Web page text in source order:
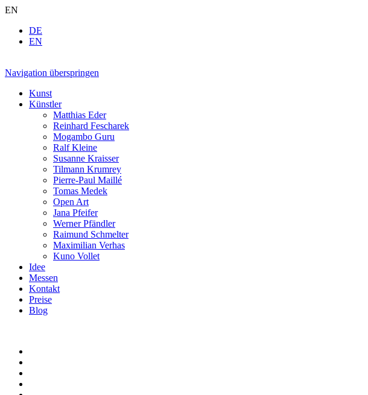
EN
DE
EN
Navigation überspringen
Kunst
Künstler
Matthias Eder
Reinhard Fescharek
Mogambo Guru
Ralf Kleine
Susanne Kraisser
Tilmann Krumrey
Pierre-Paul Maillé
Tomas Medek
Open Art
Jana Pfeifer
Werner Pfändler
Raimund Schmelter
Maximilian Verhas
Kuno Vollet
Idee
Messen
Kontakt
Preise
Blog